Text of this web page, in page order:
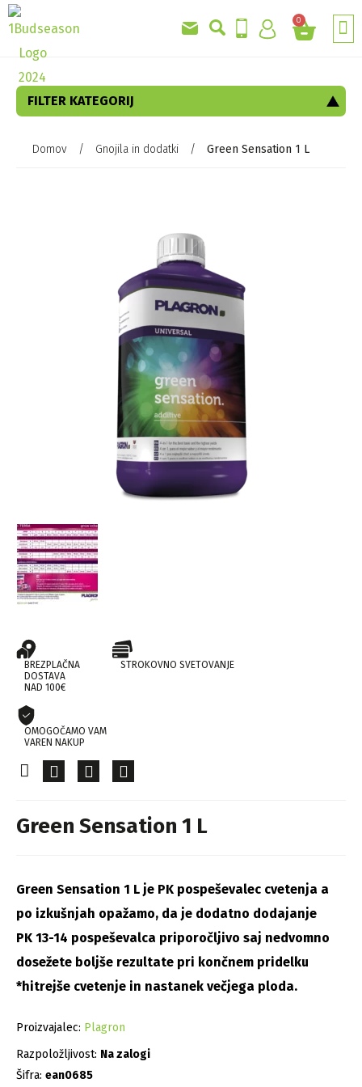
0
FILTER KATEGORIJ
Domov / Gnojila in dodatki / Green Sensation 1 L
BREZPLAČNA
DOSTAVA
NAD 100€
STROKOVNO SVETOVANJE
OMOGOČAMO VAM
VAREN NAKUP
Green Sensation 1 L
Green Sensation 1 L je PK pospeševalec cvetenja a
po izkušnjah opažamo, da je dodatno dodajanje
PK 13-14 pospeševalca priporočljivo saj nedvomno
dosežete boljše rezultate pri končnem pridelku
*hitrejše cvetenje in nastanek večjega ploda.
Proizvajalec: Plagron
Razpoložljivost: Na zalogi
Šifra: ean0685